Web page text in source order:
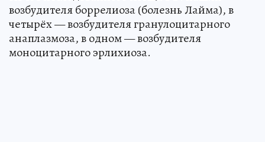
возбудителя боррелиоза (болезнь Лайма), в
четырёх — возбудителя гранулоцитарного
анаплазмоза, в одном — возбудителя
моноцитарного эрлихиоза.